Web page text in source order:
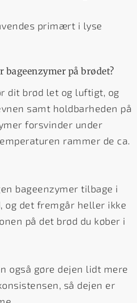
primært i lyse
på brødet?
dit brød let og luftigt, og
samt holdbarheden på
forsvinder under
rammer de ca.
bageenzymer tilbage i
og det fremgår heller ikke
på det brød du køber i
også gøre dejen lidt mere
så dejen er